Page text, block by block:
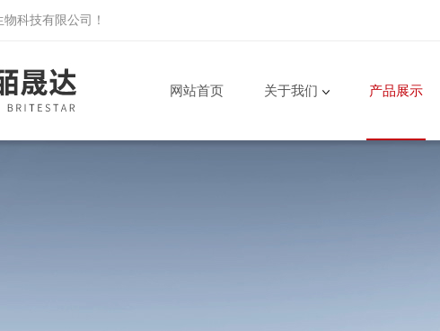
物科技有限公司 ！
网站首页 关于我们 产品展示